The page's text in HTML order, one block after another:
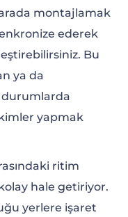
montajlamak
ederek
Bu
ya da
durumlarda
yapmak
ritim
hale getiriyor.
yerlere işaret